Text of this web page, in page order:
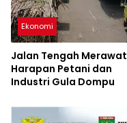
Ekonomi
Jalan Tengah Merawat
Harapan Petani dan
Industri Gula Dompu